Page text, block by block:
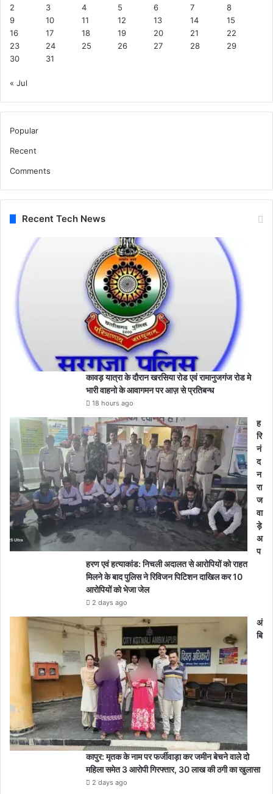
2
3 4 5 6 7
8
9
10 11 12 13 14
15
16
17 18 19 20 21
22
23
24 25 26 27 28
29
30
31
« Jul
Popular
Recent
Comments
Recent Tech News
कावड़ यात्रा के दौरान खरसिया रोड एवं रामानुजगंज रोड मे
भारी वाहनो के आवागमन पर आज़ से प्रतिबन्ध
18 hours ago
ह
रि
नं
द
न
रा
ज
वा
ड़े
अ
प
हरण एवं हत्याकांड: निचली अदालत से आरोपियों को राहत
मिलने के बाद पुलिस ने रिविजन पिटिशन दाखिल कर 10
आरोपियों को भेजा जेल
2 days ago
अं
बि
कापुर: मृतक के नाम पर फर्जीवाड़ा कर जमीन बेचने वाले दो
महिला समेत 3 आरोपी गिरफ्तार, 30 लाख की ठगी का खुलासा
2 days ago